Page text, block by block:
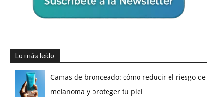
Lo más leído
Camas de bronceado: cómo reducir el riesgo de
melanoma y proteger tu piel